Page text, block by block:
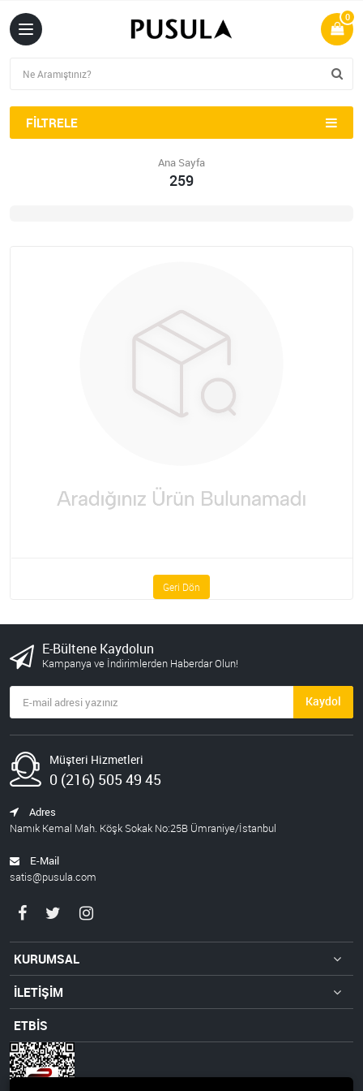
0
FILTRELE
Ana Sayfa
259
Geri Dön
E-Bültene Kaydolun
Kampanya ve İndirimlerden Haberdar Olun!
Kaydol
Müşteri Hizmetleri
0 (216) 505 49 45
Adres
Namık Kemal Mah. Köşk Sokak No:25B Ümraniye/İstanbul
E-Mail
satis@pusula.com
KURUMSAL
İLETİŞİM
ETBİS